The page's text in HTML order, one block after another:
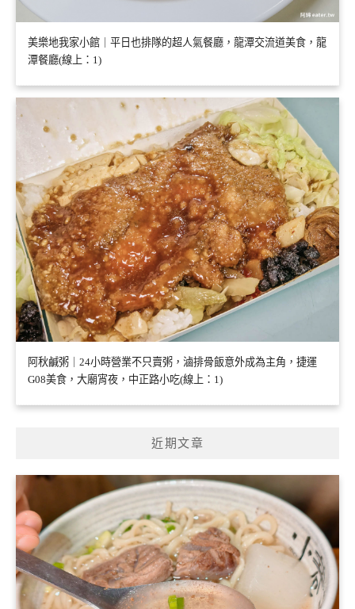
美樂地我家小館｜平日也排隊的超人氣餐廳，龍潭交流道美食，龍
潭餐廳(線上：1)
阿秋鹹粥｜24小時營業不只賣粥，滷排骨飯意外成為主角，捷運
G08美食，大廟宵夜，中正路小吃(線上：1)
近期文章